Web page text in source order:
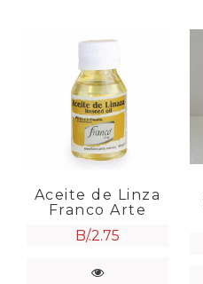
Aceite de Linza
Franco Arte
B/.2.75